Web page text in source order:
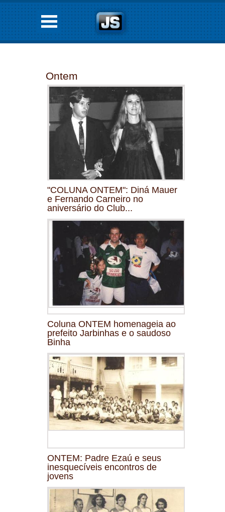
Ontem
"COLUNA ONTEM": Diná Mauer
e Fernando Carneiro no
aniversário do Club...
Coluna ONTEM homenageia ao
prefeito Jarbinhas e o saudoso
Binha
ONTEM: Padre Ezaú e seus
inesquecíveis encontros de
jovens